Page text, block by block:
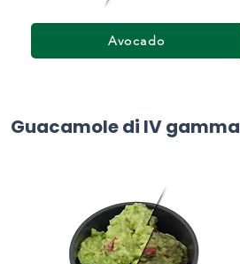
Avocado
Guacamole di IV gamma